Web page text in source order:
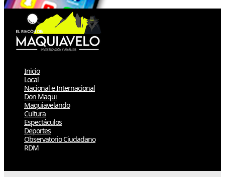
Inicio
Local
Nacional e Internacional
Don Maqui
Maquiavelando
Cultura
Espectáculos
Deportes
Observatorio Ciudadano
RDM